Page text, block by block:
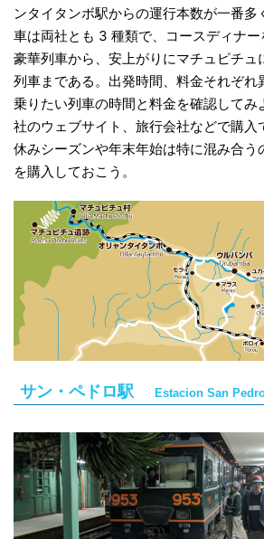
ンタイタンボ駅からの運行本数が一番多
車は両社とも 3 種類で、コースディナ
豪華列車から、安上がりにマチュピチュ
列車まである。出発時間、料金それぞれ
乗りたい列車の時間と料金を確認してみ
社のウェブサイト、旅行会社などで購入
休みシーズンや年末年始は特に混み合う
を購入しておこう。
サン・ペドロ駅 Estacion San